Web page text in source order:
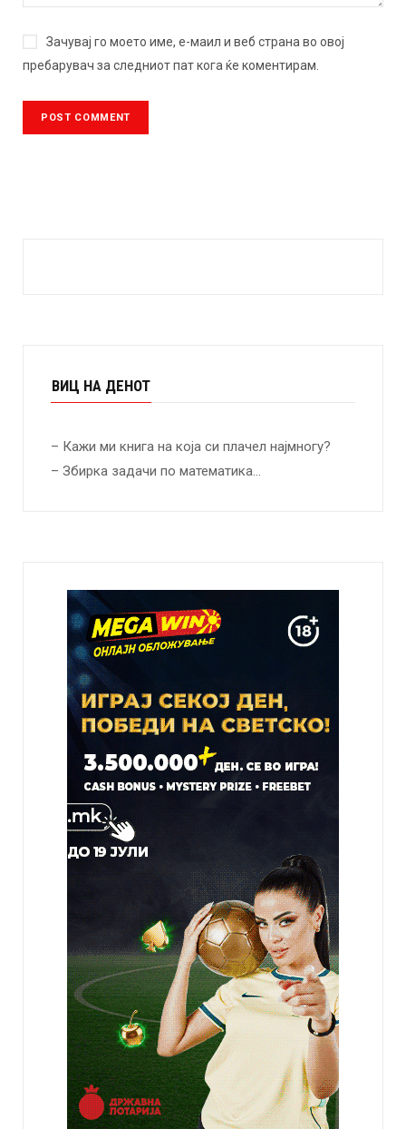
Зачувај го моето име, е-маил и веб страна во овој
пребарувач за следниот пат кога ќе коментирам.
ВИЦ НА ДЕНОТ
– Кажи ми книга на која си плачел најмногу?
– Збирка задачи по математика…